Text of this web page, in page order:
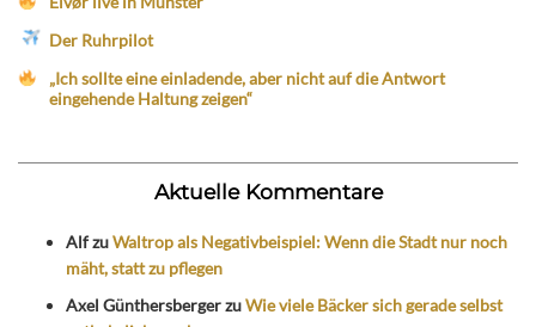
Der Ruhrpilot
„Ich sollte eine einladende, aber nicht auf die Antwort
eingehende Haltung zeigen“
Aktuelle Kommentare
AlfzuWaltrop als Negativbeispiel: Wenn die Stadt nur noch
mäht, statt zu pflegen
Axel GünthersbergerzuWie viele Bäcker sich gerade selbst